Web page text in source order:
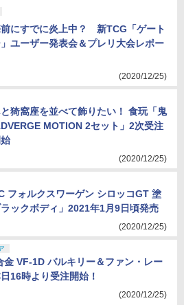
にすでに炎上中？ 新TCG「ゲート
ユーザー発表会＆プレリ大会レポー
(2020/12/25)
猗窩座を並べて飾りたい！ 食玩「鬼
MOTION 2セット」2次受注
(2020/12/25)
フォルクスワーゲン シロッコGT 塗
ックボディ」2021年1月9日頃発売
(2020/12/25)
金 VF-1D バルキリー＆ファン・レー
16時より受注開始！
(2020/12/25)